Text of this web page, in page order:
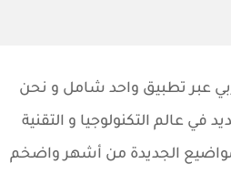
عبر تطبيق واحد شامل و نحن
عالم التكنولوجيا و التقنية
الجديدة من أشهر واضخم